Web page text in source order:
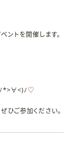
ントを開催します。
*>∀<)ﾉ♡
ひご参加ください。